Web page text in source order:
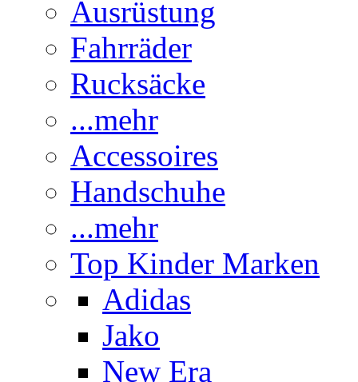
Ausrüstung
Fahrräder
Rucksäcke
...mehr
Accessoires
Handschuhe
...mehr
Top Kinder Marken
Adidas
Jako
New Era